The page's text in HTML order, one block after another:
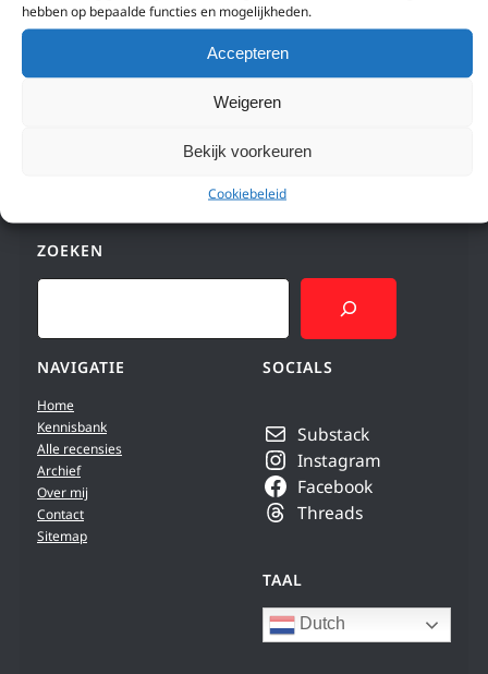
hebben op bepaalde functies en mogelijkheden.
Accepteren
Weigeren
Bekijk voorkeuren
Cookiebeleid
anime en manga over gokken flink toegenomen. Er zijn nog steeds niet
heel veel…
ZOEKEN
Search
NAVIGATIE
Home
Kennisbank
Alle recensies
Archief
Over mij
Contact
Sitemap
SOCIALS
Substack
Instagram
Facebook
Threads
TAAL
Dutch